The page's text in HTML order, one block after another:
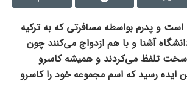
است و پدرم بواسطه مسافرتی که به ترکیه
آشنا و با هم ازدواج می‌کنند چون
سخت تلفظ می‌کردند و همیشه کاسرو
ایده رسید که اسم مجموعه خود را کاسرو